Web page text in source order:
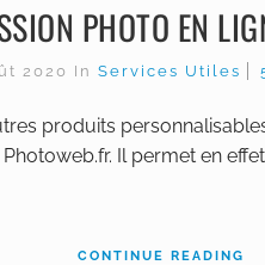
PHOTO EN
2020 In Services Utiles
produits
Il permet en
CONTINUE READING